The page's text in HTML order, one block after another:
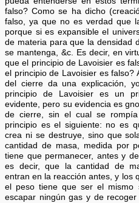
falso? Como se ha dicho
falso, ya que no es verdad que
porque si es expansible el
de materia para que la densidad
se mantenga, &c. Es decir, en
que el principio de Lavoisier es
el principio de Lavoisier es
del cierre da una explicación,
principio de Lavoisier es un
evidente, pero su evidencia es
de cierre, sin el cual se
principio es el siguiente: no es
crea ni se destruye, sino que
cantidad de masa, medida por
tiene que permanecer, antes y
es decir, que la cantidad de
entran en la reacción antes, y los
el peso tiene que ser el
escapar ningún gas y de